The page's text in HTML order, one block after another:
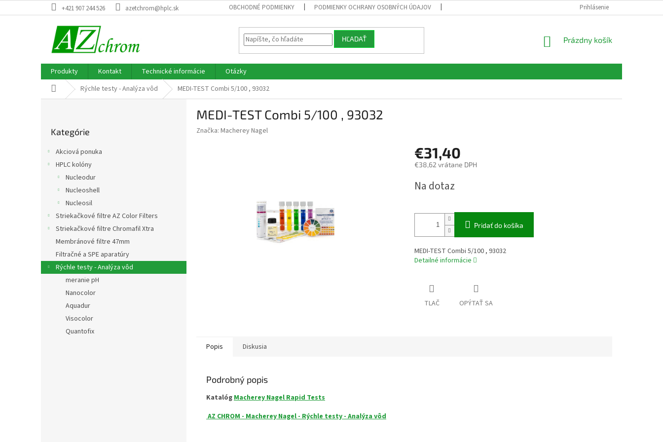
na
+421 907 244 526 azetchrom@hplc.sk OBCHODNÉ PODMIENKY PODMIENKY OCHRANY OSOBNÝCH ÚDAJOV Prihlásenie
HĽADAŤ
NÁKUPNÝ
Prázdny košík
Produkty Kontakt Technické informácie
Otázky
DomovRýchle testy - Analýza vôd MEDI-TEST Combi 5/100 , 93032
kategórie
Kategórie
Akciová ponuka
HPLC kolóny
Nucleodur
Nucleoshell
Nucleosil
Striekačkové filtre AZ Color Filters
Striekačkové filtre Chromafil Xtra
Membránové filtre 47mm
Filtračné a SPE aparatúry
Rýchle testy - Analýza vôd
meranie pH
Nanocolor
Aquadur
Visocolor
Quantofix
MEDI-TEST Combi 5/100 , 93032
Značka: Macherey Nagel
€31,40
€38,62 vrátane DPH
cena:
Na dotaz
Pridať do košíka
MEDI-TEST Combi 5/100 , 93032
Detailné informácie
TLAČ OPÝTAŤ SA
Popis Diskusia
Podrobný popis
KatalógMacherey Nagel Rapid Tests
AZ CHROM - Macherey Nagel - Rýchle testy - Analýza vôd